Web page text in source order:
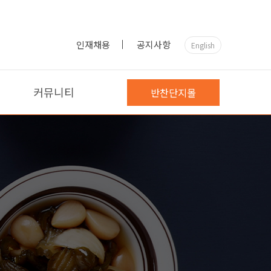
인재채용 공지사항 English
커뮤니티 반찬단지몰